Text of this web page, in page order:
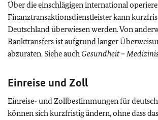
Über die einschlägigen international
Finanztransaktionsdienstleister kann
Deutschland überwiesen werden. Von
Banktransfers ist aufgrund langer
abzuraten. Siehe auch Gesundheit –
Einreise und Zoll
Einreise- und Zollbestimmungen für
können sich kurzfristig ändern, ohne dass